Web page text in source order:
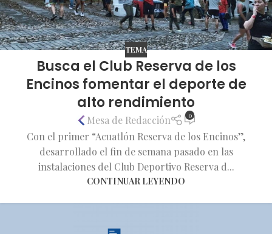
TEMA
Busca el Club Reserva de los
Encinos fomentar el deporte de
alto rendimiento
Mesa de Redacción 0
Con el primer “Acuatlón Reserva de los Encinos”,
desarrollado el fin de semana pasado en las
instalaciones del Club Deportivo Reserva d...
CONTINUAR LEYENDO